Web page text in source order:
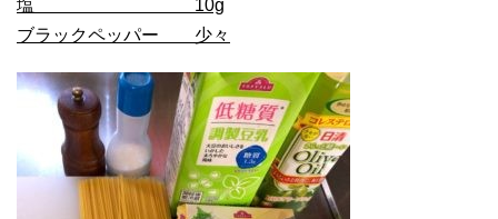
塩 10g
ブラックペッパー 少々